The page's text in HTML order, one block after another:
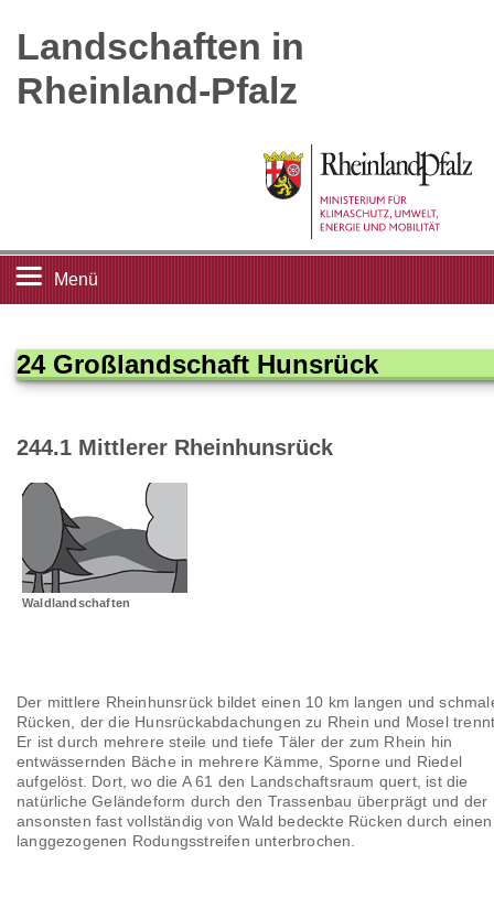
Landschaften in
Rheinland-Pfalz
Menü
Landschaftsleitbilder
Großlandschaften
Landschaftsräume
Glossar
24 Großlandschaft Hunsrück
244.1 Mittlerer Rheinhunsrück
Waldlandschaften
Der mittlere Rheinhunsrück bildet einen 10 km langen und
Rücken, der die Hunsrückabdachungen zu Rhein und Mosel
Er ist durch mehrere steile und tiefe Täler der zum Rhein hin
entwässernden Bäche in mehrere Kämme, Sporne und Riedel
aufgelöst. Dort, wo die A 61 den Landschaftsraum quert, ist die
natürliche Geländeform durch den Trassenbau überprägt und der
ansonsten fast vollständig von Wald bedeckte Rücken durch einen
langgezogenen Rodungsstreifen unterbrochen.